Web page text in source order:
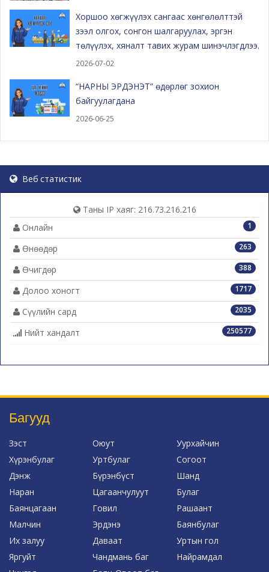
Хоршоо хөгжүүлэх сангаас хөнгөлөлттэй
зээл олгох, сонгон шалгаруулах, эргэн
төлүүлэх, хяналт тавих журам шинэчлэгдлээ.
2026-07-02
“НАРНЫ ЭРДЭНЭТ” өдөрлөг зохион
байгуулагдана
2026-06-25
Веб статистик
Таны IP хаяг: 216.73.216.216
1
Онлайн
263
Өнөөдөр
388
Өчигдөр
1717
Долоо хоногт
2035
Сүүлийн сард
250577
Нийт хандалт
Багууд
Зэст Оюут
Уурхайчин
Хүрэнбулаг
Уртбулаг
Согоот
Дэнж
Бүрэнбүст
Шанд
Наран
Цагаанчулуут
Булаг
Баянцагаан
Говил
Рашаант
Малчин
Эрдэнэ
Баянбулаг
Их залуу
Даваат
Уртын гол
Яргуйт
Чандмань баг
Найрамдал